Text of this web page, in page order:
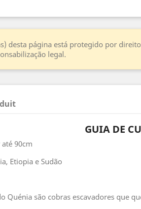
desta página está protegido por
legal.
GUIA DE
90cm
Etiopia e Sudão
Quénia são cobras escavadores que